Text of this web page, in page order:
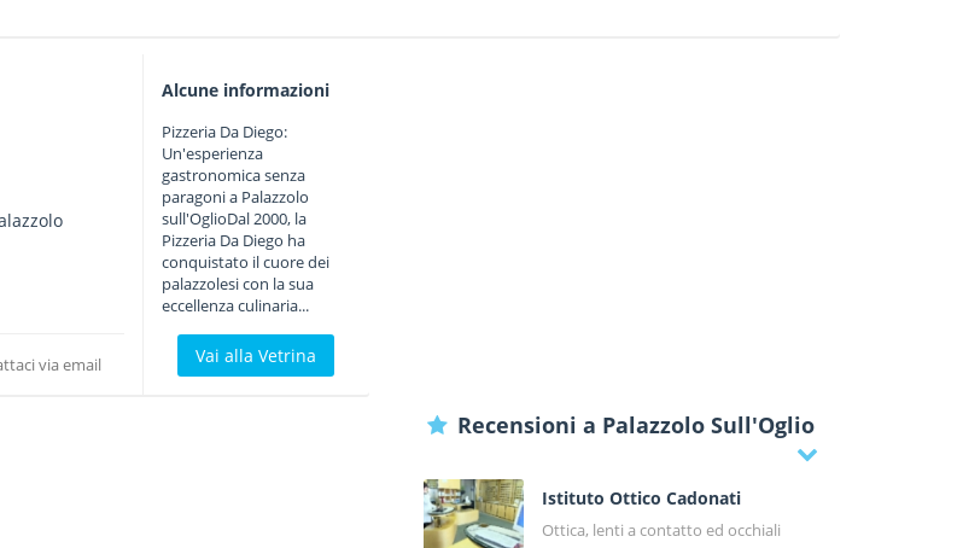
via email
Alcune informazioni
Pizzeria Da Diego:
Un'esperienza
gastronomica senza
paragoni a Palazzolo
sull'OglioDal 2000, la
Pizzeria Da Diego ha
conquistato il cuore dei
palazzolesi con la sua
eccellenza culinaria...
Vai alla Vetrina
Recensioni a Palazzolo Sull'Oglio
Istituto Ottico Cadonati
Ottica, lenti a contatto ed occhiali